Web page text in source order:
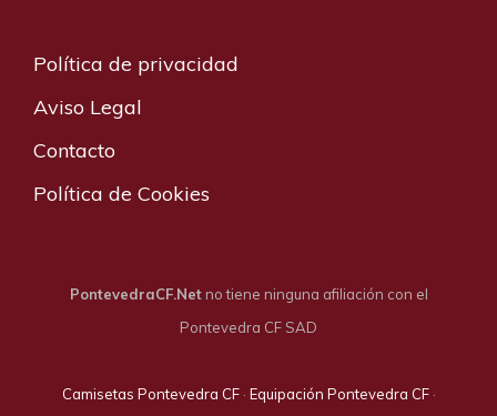
Política de privacidad
Aviso Legal
Contacto
Política de Cookies
PontevedraCF.Netno tiene ninguna afiliación con el
Pontevedra CF SAD
Camisetas Pontevedra CF· Equipación Pontevedra CF·